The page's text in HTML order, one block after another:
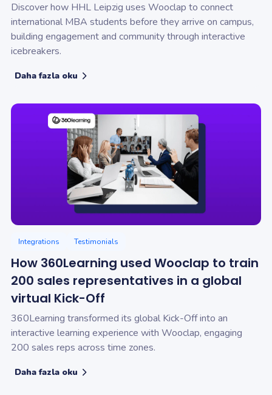
Discover how HHL Leipzig uses Wooclap to connect
international MBA students before they arrive on campus,
building engagement and community through interactive
icebreakers.
Daha fazla oku
Integrations Testimonials
How 360Learning used Wooclap to train
200 sales representatives in a global
virtual Kick-Off
360Learning transformed its global Kick-Off into an
interactive learning experience with Wooclap, engaging
200 sales reps across time zones.
Daha fazla oku